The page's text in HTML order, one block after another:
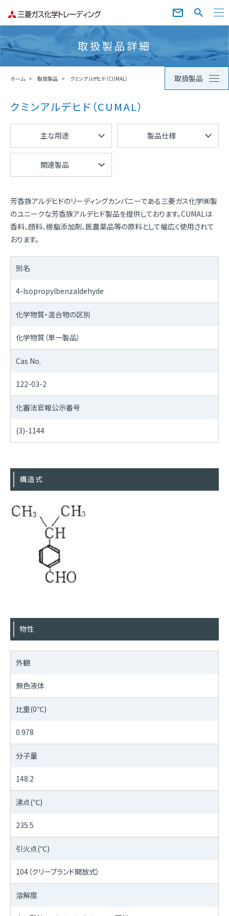
取扱製品詳細
ホーム 取扱製品 クミンアルデヒド（CUMAL） 取扱製品
クミンアルデヒド（CUMAL）
主な用途 製品仕様
関連製品
芳香族アルデヒドのリーディングカンパニーである三菱ガス化学㈱製
のユニークな芳香族アルデヒド製品を提供しております。CUMALは
香料、顔料、樹脂添加剤、医農薬品等の原料として幅広く使用されて
おります。
別名
4-Isopropylbenzaldehyde
化学物質・混合物の区別
化学物質（単一製品）
Cas No.
122-03-2
化審法官報公示番号
(3)-1144
構造式
物性
外観
無色液体
比重(0℃)
0.978
分子量
148.2
沸点(℃)
235.5
引火点(℃)
104（クリーブランド開放式）
溶解度